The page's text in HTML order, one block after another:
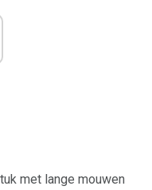
met lange mouwen